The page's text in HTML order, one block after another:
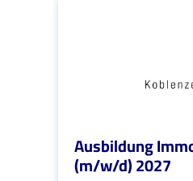
Ausbildung
(m/w/d) 2027